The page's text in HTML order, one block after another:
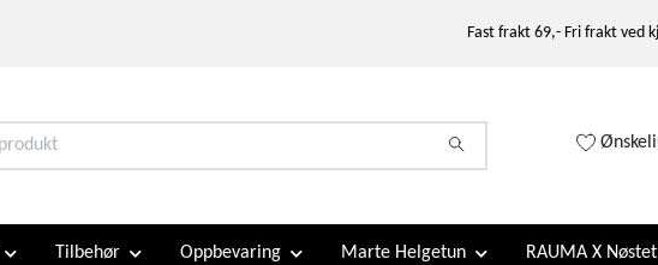
Fast frakt 69,- Fri frakt ved
Tilbehør Oppbevaring Marte Helgetun RAUMA X